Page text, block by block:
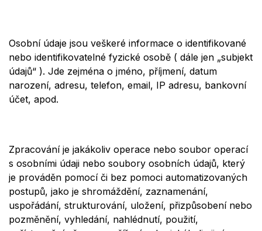
Osobní údaje jsou veškeré informace o identifikované
nebo identifikovatelné fyzické osobě ( dále jen „subjekt
údajů“ ). Jde zejména o jméno, příjmení, datum
narození, adresu, telefon, email, IP adresu, bankovní
účet, apod.
Zpracování je jakákoliv operace nebo soubor operací
s osobními údaji nebo soubory osobních údajů, který
je prováděn pomocí či bez pomoci automatizovaných
postupů, jako je shromáždění, zaznamenání,
uspořádání, strukturování, uložení, přizpůsobení nebo
pozměnění, vyhledání, nahlédnutí, použití,